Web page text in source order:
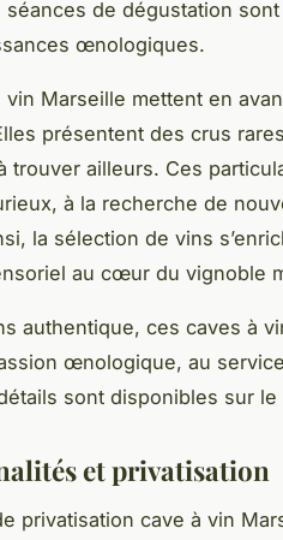
de dégustation sont
œnologiques.
vin Marseille mettent en
présentent des crus
trouver ailleurs. Ces
à la recherche de
la sélection de vins
au cœur du vignoble
authentique, ces caves à
œnologique, au
sont disponibles sur le
et privatisation
privatisation cave à vin